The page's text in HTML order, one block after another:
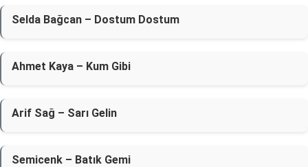
Selda Bağcan – Dostum Dostum
Ahmet Kaya – Kum Gibi
Arif Sağ – Sarı Gelin
Semicenk – Batık Gemi